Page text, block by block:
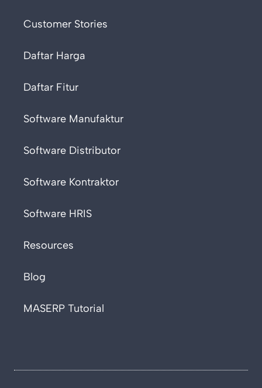
Customer Stories
Daftar Harga
Daftar Fitur
Software Manufaktur
Software Distributor
Software Kontraktor
Software HRIS
Resources
Blog
MASERP Tutorial